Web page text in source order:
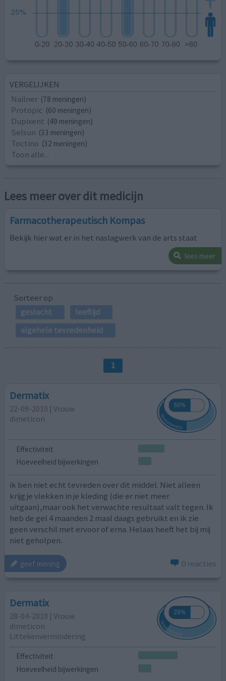
VERGELIJKEN
Nailner (78 meningen)
Protopic (60 meningen)
Dupixent (49 meningen)
Selsun (33 meningen)
Toctino (32 meningen)
Toon alle...
Lees meer over dit medicijn
Farmacotherapeutisch Kompas
Bekijk hier wat er in het naslagwerk van de arts staat
lees meer
Sorteer op
geslacht
leeftijd
algehele tevredenheid
1
Dermatix
22-09-2010 | Vrouw
dimeticon
Effectiviteit
Hoeveelheid bijwerkingen
ik ben niet echt tevreden over dit middel. Niet alleen
krijg je vlekken in je kleding (die er niet meer
uitgaan),maar ook het verwachte resultaat valt tegen. Ik
heb de gel 4 maanden 2 maal daags gebruikt en ik zie
geen verschil met ervoor of erna. Helaas heeft het bij mij
niet geholpen.
geef mening 0 reacties
Dermatix
28-04-2010 | Vrouw
dimeticon
Littekenvermindering
Effectiviteit
Hoeveelheid bijwerkingen